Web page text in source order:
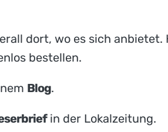
dort, wo es sich anbietet.
bestellen.
Blog.
in der Lokalzeitung.